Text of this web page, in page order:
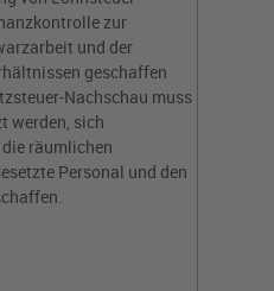
zur
und der
geschaffen
Nachschau muss
werden, sich
räumlichen
Personal und den